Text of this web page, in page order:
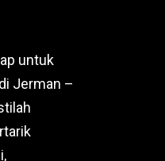
untuk
Jerman –